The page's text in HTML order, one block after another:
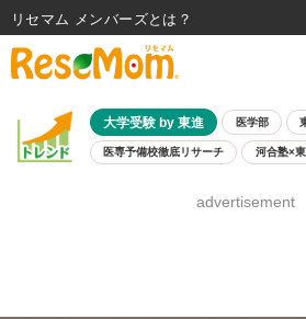
大学受験 by 東進 医学部
医専予備校徹底リサーチ 河合塾×
8月開催学校説明会・相談会
advertisement
リセマム メンバーズ